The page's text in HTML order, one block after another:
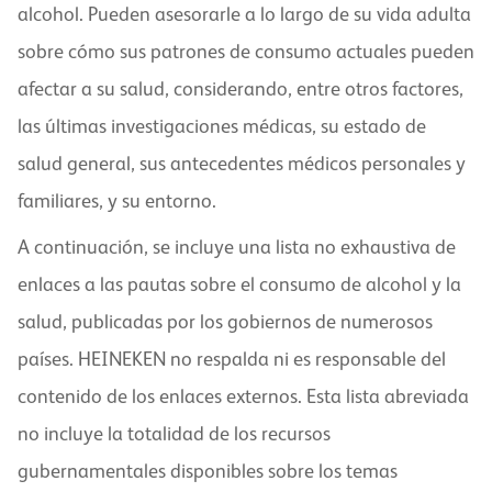
alcohol. Pueden asesorarle a lo largo de su vida adulta
sobre cómo sus patrones de consumo actuales pueden
afectar a su salud, considerando, entre otros factores,
las últimas investigaciones médicas, su estado de
salud general, sus antecedentes médicos personales y
familiares, y su entorno.
A continuación, se incluye una lista no exhaustiva de
enlaces a las pautas sobre el consumo de alcohol y la
salud, publicadas por los gobiernos de numerosos
países. HEINEKEN no respalda ni es responsable del
contenido de los enlaces externos. Esta lista abreviada
no incluye la totalidad de los recursos
gubernamentales disponibles sobre los temas